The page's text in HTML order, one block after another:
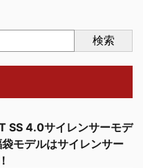
検索
SS 4.0サイレンサーモデ
モデルはサイレンサー